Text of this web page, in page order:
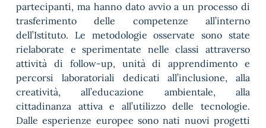
partecipanti, ma hanno dato avvio a un processo di
trasferimento delle competenze all’interno
dell’Istituto. Le metodologie osservate sono state
rielaborate e sperimentate nelle classi attraverso
attività di follow-up, unità di apprendimento e
percorsi laboratoriali dedicati all’inclusione, alla
creatività, all’educazione ambientale, alla
cittadinanza attiva e all’utilizzo delle tecnologie.
Dalle esperienze europee sono nati nuovi progetti